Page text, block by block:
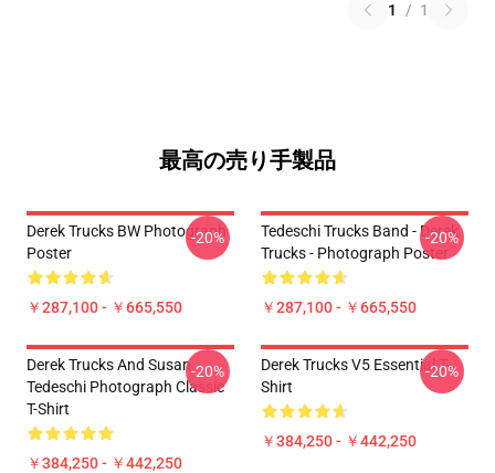
1 / 1
最高の売り手製品
Derek Trucks BW Photograph
Poster
￥287,100 - ￥665,550
-20%
Tedeschi Trucks Band - Derek
Trucks - Photograph Poster
￥287,100 - ￥665,550
-20%
Derek Trucks And Susan
Tedeschi Photograph Classic
T-Shirt
￥384,250 - ￥442,250
-20%
Derek Trucks V5 Essential T-
Shirt
￥384,250 - ￥442,250
-20%